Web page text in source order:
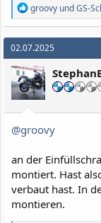
R
e
a
k
t
o
n
e
n
groovy undGS-
02.07.2025
@groovy
an der
montiert. Hast
verbaut hast. In
montieren.